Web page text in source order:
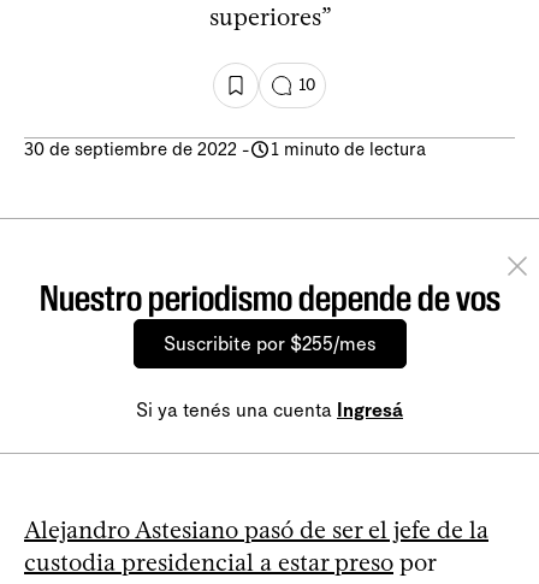
superiores”
10
30 de septiembre de 2022 - 1 minuto de lectura
Nuestro periodismo depende de vos
Suscribite por $255/mes
Si ya tenés una cuenta Ingresá
Alejandro Astesiano pasó de ser el jefe de la
custodia presidencial a estar preso por